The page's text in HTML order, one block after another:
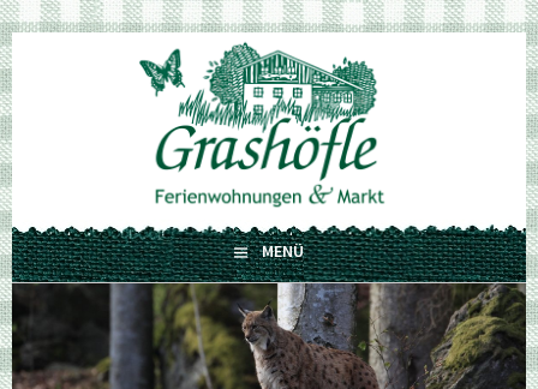
Springe
zum
Inhalt
GRASHÖFLE
FERIENWOHNUNGEN UND MARKT
MENÜ